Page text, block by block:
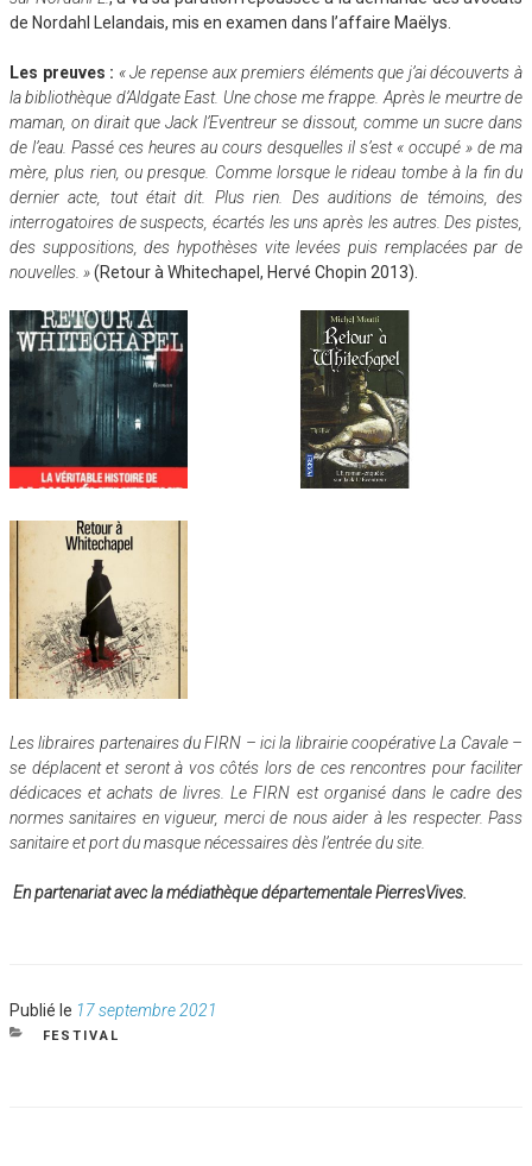
de Nordahl Lelandais, mis en examen dans l’affaire Maëlys.
Les preuves : « Je repense aux premiers éléments que j’ai découverts à
la bibliothèque d’Aldgate East. Une chose me frappe. Après le meurtre de
maman, on dirait que Jack l’Eventreur se dissout, comme un sucre dans
de l’eau. Passé ces heures au cours desquelles il s’est « occupé » de ma
mère, plus rien, ou presque. Comme lorsque le rideau tombe à la fin du
dernier acte, tout était dit. Plus rien. Des auditions de témoins, des
interrogatoires de suspects, écartés les uns après les autres. Des pistes,
des suppositions, des hypothèses vite levées puis remplacées par de
nouvelles. »(Retour à Whitechapel, Hervé Chopin 2013).
Les libraires partenaires du FIRN – ici la librairie coopérative La Cavale –
se déplacent et seront à vos côtés lors de ces rencontres pour faciliter
dédicaces et achats de livres. Le FIRN est organisé dans le cadre des
normes sanitaires en vigueur, merci de nous aider à les respecter. Pass
sanitaire et port du masque nécessaires dès l’entrée du site.
En partenariat avec la médiathèque départementale PierresVives.
Publié le Publié
le
17 septembre 2021
CATÉGORIES
FESTIVAL